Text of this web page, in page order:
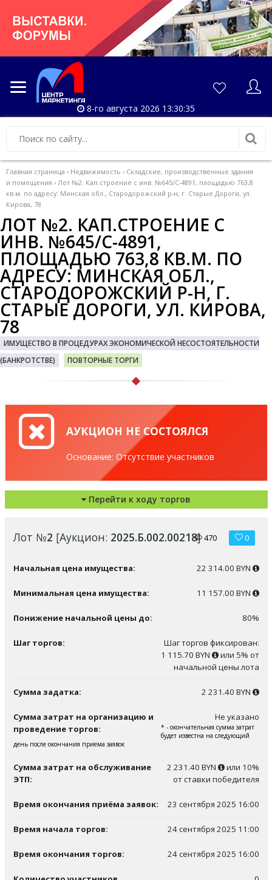
8-го августа 2026 13:30:36
Главная страница › Недвижимость › Складские, производственные здания
и помещения › Лот №2. Кап.строение с инв. №645/С-4891, площадью 763,8
кв.м. по адресу: Минская обл., Стародорожский р-н, г. Старые Дороги, ул.
Кирова, 78
ЛОТ №2. КАП.СТРОЕНИЕ С
ИНВ. №645/С-4891,
ПЛОЩАДЬЮ 763,8 КВ.М. ПО
АДРЕСУ: МИНСКАЯ ОБЛ.,
СТАРОДОРОЖСКИЙ Р-Н, Г.
СТАРЫЕ ДОРОГИ, УЛ. КИРОВА,
78
ИМУЩЕСТВО В ПРОЦЕДУРАХ ЭКОНОМИЧЕСКОЙ НЕСОСТОЯТЕЛЬНОСТИ
(БАНКРОТСТВЕ)
ПОВТОРНЫЕ ТОРГИ
АУКЦИОН НЕ СОСТОЯЛСЯ
Основание: Отсутствие участников
Перейти к ходу торгов
Лот №2 [Аукцион: 2025.Б.002.00218] 470 0
Начальная цена имущества: 22 314.00 BYN
Минимальная цена имущества: 11 157.00 BYN
Понижение начальной цены до: 80%
Шаг торгов:
Шаг торгов фиксирован:
1 115.70 BYN
или 5% от
начальной цены лота
Сумма задатка: 2 231.40 BYN
Сумма затрат на организацию и
проведение торгов:
Не указано
* - окончательная сумма затрат
будет известна на следующий
день после окончания приема заявок
Сумма затрат на обслуживание
ЭТП:
2 231.40 BYN
или 10%
от ставки победителя
Время окончания приёма заявок: 23 сентября 2025 16:00
Время начала торгов: 24 сентября 2025 11:00
Время окончания торгов: 24 сентября 2025 16:00